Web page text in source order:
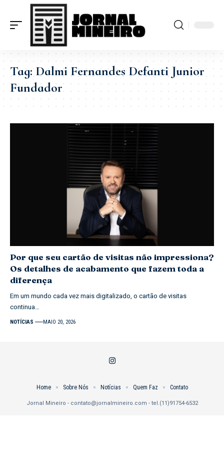
Tag:Dalmi Fernandes Defanti Junior
Fundador
Por que seu cartão de visitas não impressiona?
Os detalhes de acabamento que fazem toda a
diferença
Em um mundo cada vez mais digitalizado, o cartão de visitas
continua…
NOTÍCIAS MAIO 20, 2026
Jornal Mineiro - contato@jornalmineiro.com - tel.(11)91754-6532
Home Sobre Nós Notícias Quem Faz Contato